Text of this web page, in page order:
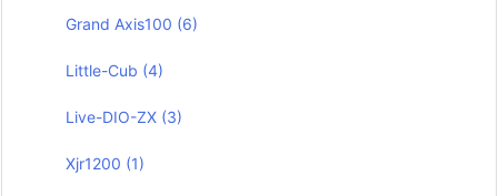
Grand Axis100 (6)
Little-Cub (4)
Live-DIO-ZX (3)
Xjr1200 (1)